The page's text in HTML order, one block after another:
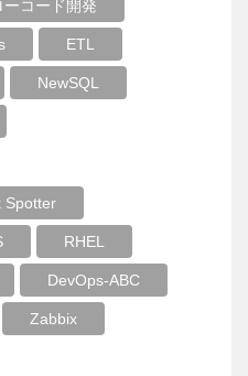
ーコード開発
ETL
NewSQL
Spotter
RHEL
DevOps-ABC
Zabbix